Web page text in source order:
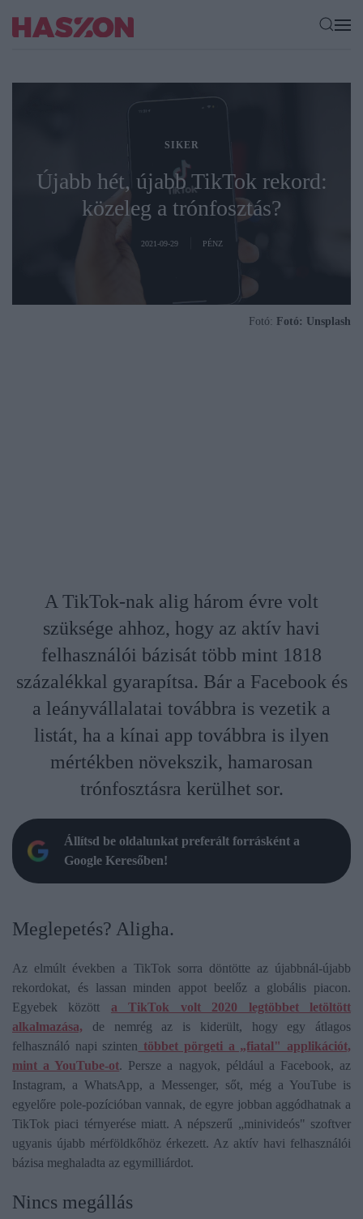
SIKER
Újabb hét, újabb TikTok rekord:
közeleg a trónfosztás?
2021-09-29 PÉNZ
Fotó: Fotó: Unsplash
A TikTok-nak alig három évre volt
szüksége ahhoz, hogy az aktív havi
felhasználói bázisát több mint 1818
százalékkal gyarapítsa. Bár a Facebook és
a leányvállalatai továbbra is vezetik a
listát, ha a kínai app továbbra is ilyen
mértékben növekszik, hamarosan
trónfosztásra kerülhet sor.
Állítsd be oldalunkat preferált forrásként a
Google Keresőben!
Meglepetés? Aligha.
Az elmúlt években a TikTok sorra döntötte az újabbnál-újabb
rekordokat, és lassan minden appot beelőz a globális piacon.
Egyebek között a TikTok volt 2020 legtöbbet letöltött
alkalmazása, de nemrég az is kiderült, hogy egy átlagos
felhasználó napi szinten többet pörgeti a „fiatal" applikációt,
mint a YouTube-ot. Persze a nagyok, például a Facebook, az
Instagram, a WhatsApp, a Messenger, sőt, még a YouTube is
egyelőre pole-pozícióban vannak, de egyre jobban aggódhatnak a
TikTok piaci térnyerése miatt. A népszerű „minivideós" szoftver
ugyanis újabb mérföldkőhöz érkezett. Az aktív havi felhasználói
bázisa meghaladta az egymilliárdot.
Nincs megállás